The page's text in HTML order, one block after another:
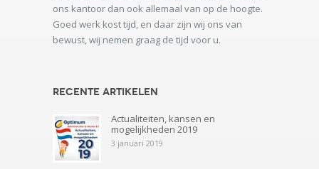
ons kantoor dan ook allemaal van op de hoogte.
Goed werk kost tijd, en daar zijn wij ons van
bewust, wij nemen graag de tijd voor u.
Recente artikelen
Actualiteiten, kansen en
mogelijkheden 2019
3 januari 2019